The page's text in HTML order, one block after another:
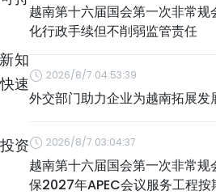
知
速
资
越南第十六届国会第一次非常规
化行政手续但不削弱监管责任
2026/8/7 04:53:39
外交部门助力企业为越南拓展发
2026/8/7 03:04:37
越南第十六届国会第一次非常规
保2027年APEC会议服务工程按